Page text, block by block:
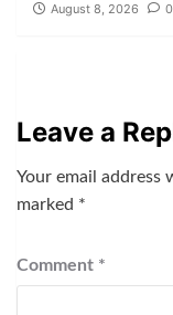
August 8, 2026 0
Leave a
Your email address
marked *
Comment *